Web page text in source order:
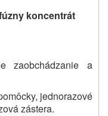
koncentrát
zaobchádzanie a
jednorazové
zástera.